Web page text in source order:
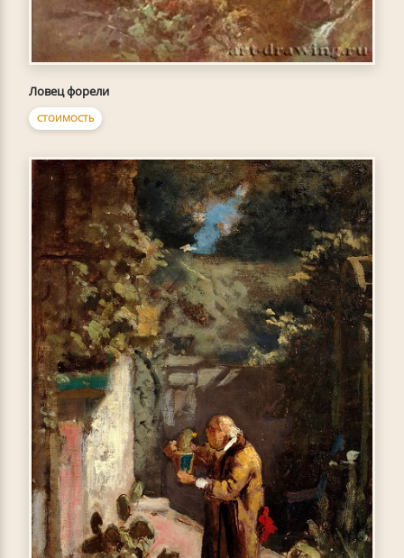
Ловец форели
СТОИМОСТЬ